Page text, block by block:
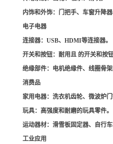
内饰和外饰：门把手、车窗升降
电子电器
连接器：USB、HDMI等连接器。
开关和按钮：耐用且 的开关和按钮
绝缘部件：电机绝缘件、线圈骨架
消费品
家用电器：洗衣机齿轮、微波炉门
玩具：高强度和耐磨的玩具零件。
运动器材：滑雪板固定器、自行车
工业应用